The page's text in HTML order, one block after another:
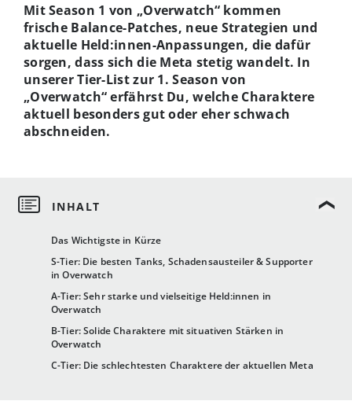
Das Wichtigste in Kürze
S-Tier: Die besten Tanks, Schadensausteiler & Supporter
in Overwatch
A-Tier: Sehr starke und vielseitige Held:innen in
Overwatch
B-Tier: Solide Charaktere mit situativen Stärken in
Overwatch
C-Tier: Die schlechtesten Charaktere der aktuellen Meta
Mit Season 1 von „Overwatch“ kommen
frische Balance-Patches, neue Strategien und
aktuelle Held:innen-Anpassungen, die dafür
sorgen, dass sich die Meta stetig wandelt. In
unserer Tier-List zur 1. Season von
„Overwatch“ erfährst Du, welche Charaktere
aktuell besonders gut oder eher schwach
abschneiden.